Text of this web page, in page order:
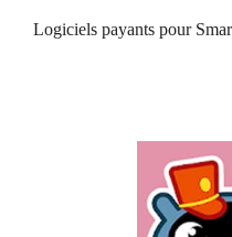
Logiciels payants pour